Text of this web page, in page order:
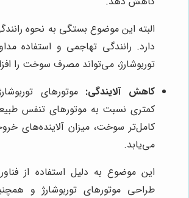
البته این موضوع بستگی به نحوه
دارد. رانندگی تهاجمی و استفاده
توربوشارژ، می‌تواند مصرف سوخت را
کاهش آلایندگی: موتورهای
کمتری نسبت به موتورهای تنفس
کامل‌تر سوخت، میزان آلاینده‌های
می‌یابد.
این موضوع به دلیل استفاده از
طراحی موتورهای توربوشارژ و